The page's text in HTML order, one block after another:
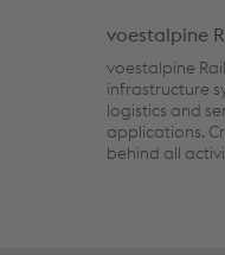
voestalpine
voestalpine
infrastructure
logistics and
applications.
behind all